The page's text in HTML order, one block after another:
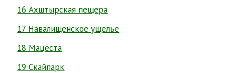
16 Ахштырская пещера
17 Навалищенское ущелье
18 Мацеста
19 Скайпарк